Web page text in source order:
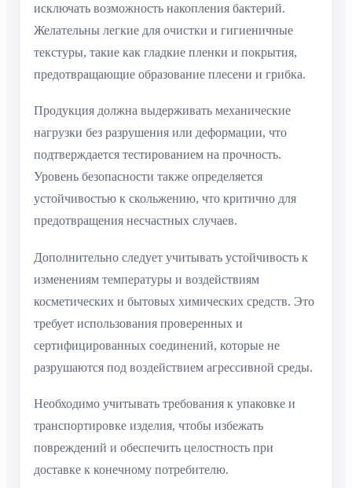
исключать возможность накопления бактерий.
Желательны легкие для очистки и гигиеничные
текстуры, такие как гладкие пленки и покрытия,
предотвращающие образование плесени и грибка.
Продукция должна выдерживать механические
нагрузки без разрушения или деформации, что
подтверждается тестированием на прочность.
Уровень безопасности также определяется
устойчивостью к скольжению, что критично для
предотвращения несчастных случаев.
Дополнительно следует учитывать устойчивость к
изменениям температуры и воздействиям
косметических и бытовых химических средств. Это
требует использования проверенных и
сертифицированных соединений, которые не
разрушаются под воздействием агрессивной среды.
Необходимо учитывать требования к упаковке и
транспортировке изделия, чтобы избежать
повреждений и обеспечить целостность при
доставке к конечному потребителю.